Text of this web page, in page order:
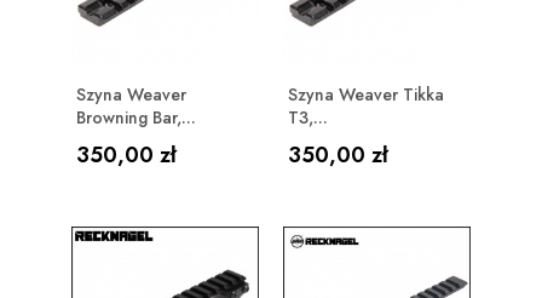
Szyna Weaver
Browning Bar,...
Cena
350,00 zł
Szyna Weaver Tikka
T3,...
Cena
350,00 zł